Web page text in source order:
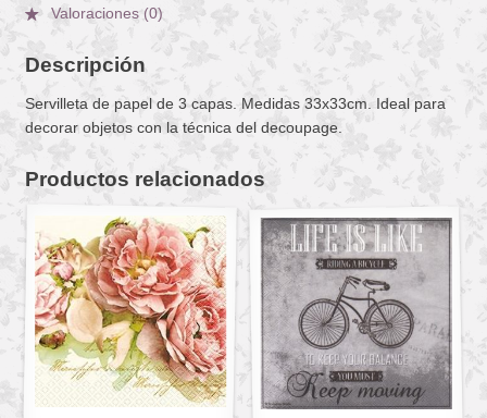
Valoraciones (0)
Descripción
Servilleta de papel de 3 capas. Medidas 33x33cm. Ideal para
decorar objetos con la técnica del decoupage.
Productos relacionados